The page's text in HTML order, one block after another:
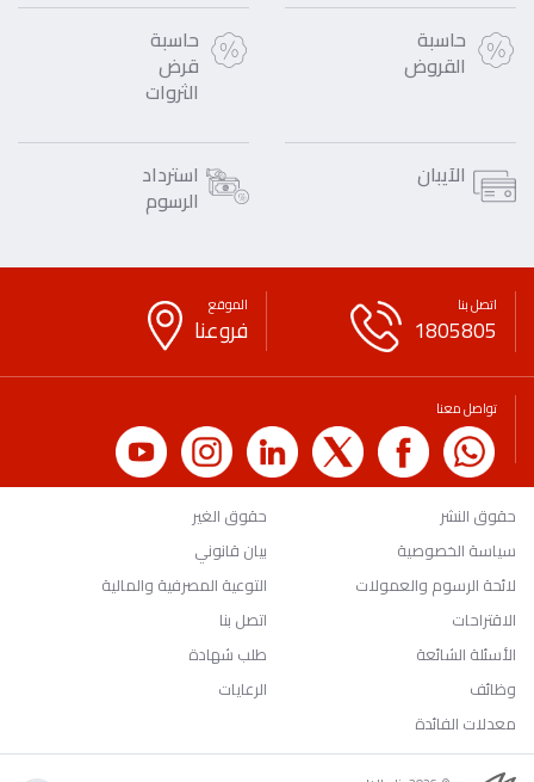
حاسبة
القروض
حاسبة
قرض
الثروات
الآيبان استرداد
الرسوم
اتصل بنا
1805805
الموقع
فروعنا
تواصل معنا
حقوق النشر
حقوق الغير
سياسة الخصوصية
بيان قانوني
لائحة الرسوم والعمولات
التوعية المصرفية والمالية
الاقتراحات
اتصل بنا
الأسئلة الشائعة
طلب شهادة
وظائف
الرعايات
معدلات الفائدة